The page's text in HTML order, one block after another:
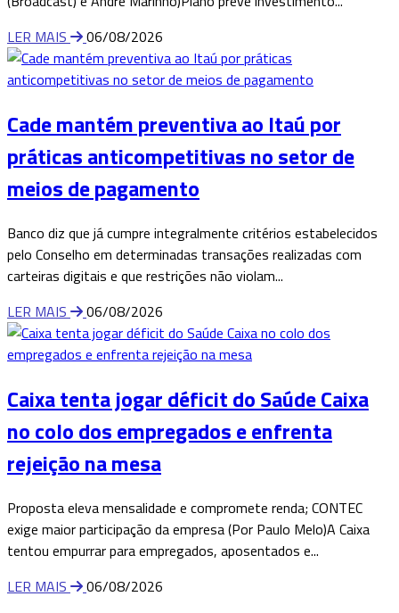
LER MAIS
06/08/2026
Cade mantém preventiva ao Itaú por
práticas anticompetitivas no setor de
meios de pagamento
Banco diz que já cumpre integralmente critérios estabelecidos
pelo Conselho em determinadas transações realizadas com
carteiras digitais e que restrições não violam...
LER MAIS
06/08/2026
Caixa tenta jogar déficit do Saúde Caixa
no colo dos empregados e enfrenta
rejeição na mesa
Proposta eleva mensalidade e compromete renda; CONTEC
exige maior participação da empresa (Por Paulo Melo)A Caixa
tentou empurrar para empregados, aposentados e...
LER MAIS
06/08/2026